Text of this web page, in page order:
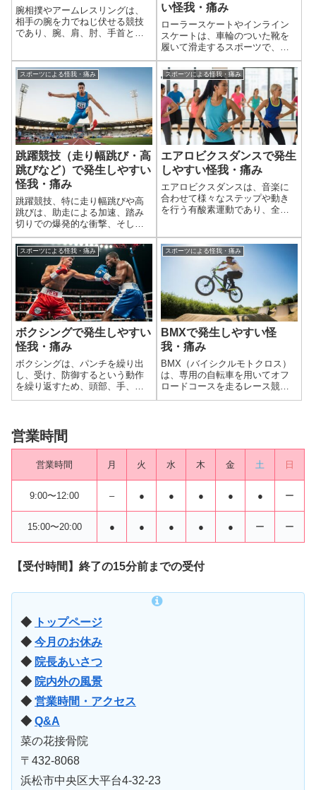
腕相撲やアームレスリングは、
相手の腕を力でねじ伏せる競技
であり、腕、肩、肘、手首とい
ります。特に、骨折（上腕骨ら
せん骨折が最も特徴的）、腱の
断裂、靭帯損傷など、重篤な外
傷が発生しやすい...
い怪我・痛み
ローラースケートやインライン
スケートは、車輪のついた靴を
履いて滑走するスポーツで、レ
クリエーションからスピード競
技、アクロバティックなトリッ
クまで様々な楽しみ方がありま
す。滑走中のバランスの維持、
転倒、そして高速での衝突が伴
うため、手首、肘...
スポーツによる怪我・痛み
跳躍競技（走り幅跳び・高
跳びなど）で発生しやすい
怪我・痛み
跳躍競技、特に走り幅跳びや高
跳びは、助走による加速、踏み
切りでの爆発的な衝撃、そして
着地といった一連の動作が身体
に非常に高い負荷をかけるスポ
ーツです。これらの動作は、下
半身の関節、骨、腱、筋肉に大
きなストレスを集中させるた
め、オーバーユース...
スポーツによる怪我・痛み
エアロビクスダンスで発生
しやすい怪我・痛み
エアロビクスダンスは、音楽に
合わせて様々なステップや動き
を行う有酸素運動であり、全身
換する、腕を振り回すといった
動作が繰り返されるため、身体
には大きな負荷がかかります。
特に、足首や膝と...
スポーツによる怪我・痛み
ボクシングで発生しやすい
怪我・痛み
ボクシングは、パンチを繰り出
し、受け、防御するという動作
を繰り返すため、頭部、手、
肩、そして全身に様々な外傷や
撲、そして頭部へのダメージが
特徴的です。ここでは、ボクシ
スポーツによる怪我・痛み
BMXで発生しやすい怪
我・痛み
BMX（バイシクルモトクロス）
は、専用の自転車を用いてオフ
ロードコースを走るレース競技
や、パークやストリートでトリ
営業時間
営業時間 月 火 水 木 金 土 日
9:00〜12:00 – ● ● ● ● ● ー
15:00〜20:00 ● ● ● ● ● ー ー
【受付時間】終了の15分前までの受付
◆
トップページ
◆ 今月のお休み
◆ 院長あいさつ
◆ 院内外の風景
◆ 営業時間・アクセス
◆ Q&A
菜の花接骨院
〒432-8068
浜松市中央区大平台4-32-23